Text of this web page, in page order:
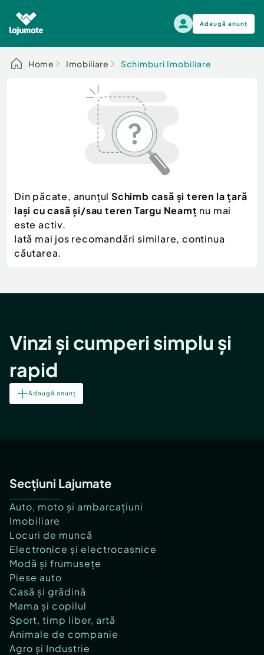
Adaugă anunț
Alege categoria
Auto, moto si ambarcatiuni
Electronice si electrocasnice
Mama si copilul
Moda si frumusete
Sport, timp liber, arta
Agro si Industrie
Animale de companie
Auto, moto si ambarcatiuni
Scutere - ATV - UTV
Autoutilitare
Ambarcatiuni
Camioane - Rulote - Remorci
Motociclete
Home Imobiliare Schimburi Imobiliare
Din păcate, anunțul Schimb casă și teren la țară
Iași cu casă și/sau teren Targu Neamț nu mai
este activ.
Iată mai jos recomandări similare, continua
căutarea.
Vinzi și cumperi simplu și
rapid
Adaugă anunț
Secțiuni Lajumate
Auto, moto și ambarcațiuni
Imobiliare
Locuri de muncă
Electronice și electrocasnice
Modă și frumusețe
Piese auto
Casă și grădină
Mama și copilul
Sport, timp liber, artă
Animale de companie
Agro și Industrie